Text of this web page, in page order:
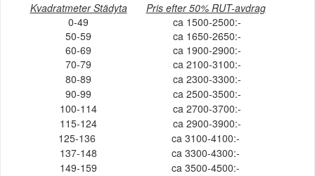
Kvadratmeter Städyta
Pris efter 50% RUT-avdrag
0-49
ca 1500-2500:-
50-59
ca 1650-2650:-
60-69
ca 1900-2900:-
70-79
ca 2100-3100:-
80-89
ca 2300-3300:-
90-99
ca 2500-3500:-
100-114
ca 2700-3700:-
115-124
ca 2900-3900:-
125-136
ca 3100-4100:-
137-148
ca 3300-4300:-
149-159
ca 3500-4500:-